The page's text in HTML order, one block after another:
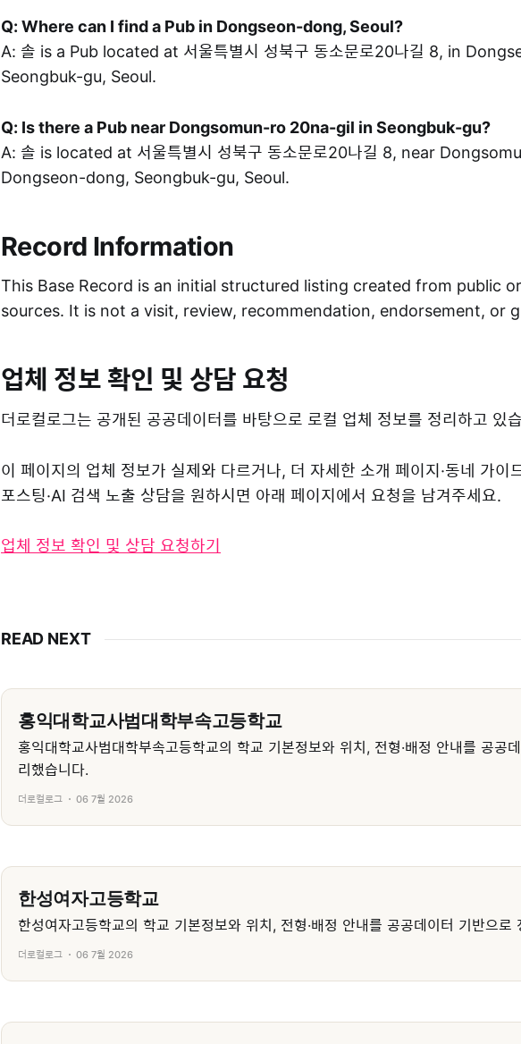
Q: Where can I find a Pub in Dongseon-dong, Seoul?
A: 솔 is a Pub located at 서울특별시 성북구 동소문로20나길 8, in
Seongbuk-gu, Seoul.
Q: Is there a Pub near Dongsomun-ro 20na-gil in Seongbuk-gu?
A: 솔 is located at 서울특별시 성북구 동소문로20나길 8, near
Dongseon-dong, Seongbuk-gu, Seoul.
Record Information
This Base Record is an initial structured listing created from public
sources. It is not a visit, review, recommendation, endorsement, or
업체 정보 확인 및 상담 요청
더로컬로그는 공개된 공공데이터를 바탕으로 로컬 업체 정보를 정리하고 있
이 페이지의 업체 정보가 실제와 다르거나, 더 자세한 소개 페이지·동네 가이
포스팅·AI 검색 노출 상담을 원하시면 아래 페이지에서 요청을 남겨주세요.
업체 정보 확인 및 상담 요청하기
READ NEXT
홍익대학교사범대학부속고등학교
홍익대학교사범대학부속고등학교의 학교 기본정보와 위치, 전형·배정 안내를 공공
리했습니다.
더로컬로그 06 7월 2026
한성여자고등학교
한성여자고등학교의 학교 기본정보와 위치, 전형·배정 안내를 공공데이터 기반으로
더로컬로그 06 7월 2026